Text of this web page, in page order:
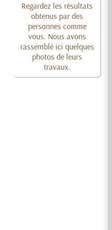
Regardez les résultats
obtenus par des
personnes comme
vous. Nous avons
rassemblé ici quelques
photos de leurs
travaux.